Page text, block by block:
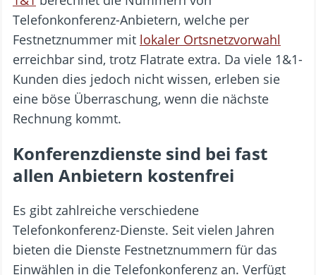
Telefonkonferenz-Anbietern, welche per
Festnetznummer mit lokaler Ortsnetzvorwahl
erreichbar sind, trotz Flatrate extra. Da viele 1&1-
Kunden dies jedoch nicht wissen, erleben sie
eine böse Überraschung, wenn die nächste
Rechnung kommt.
Konferenzdienste sind bei fast
allen Anbietern kostenfrei
Es gibt zahlreiche verschiedene
Telefonkonferenz-Dienste. Seit vielen Jahren
bieten die Dienste Festnetznummern für das
Einwählen in die Telefonkonferenz an. Verfügt